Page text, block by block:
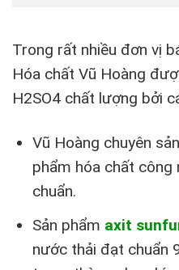
Trong rất nhiều đơn vị
Hóa chất Vũ Hoàng
H2SO4 chất lượng bởi
Vũ Hoàng chuyên
phẩm hóa chất
chuẩn.
Sản phẩm axit
nước thải đạt chuẩn